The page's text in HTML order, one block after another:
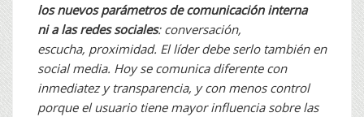
los nuevos parámetrosde comunicación interna
nia las redes sociales: conversación,
escucha, proximidad. El líder debe serlo también en
social media. Hoy se comunica diferente con
inmediatez y transparencia, y con menos control
porque el usuario tiene mayor influencia sobre las